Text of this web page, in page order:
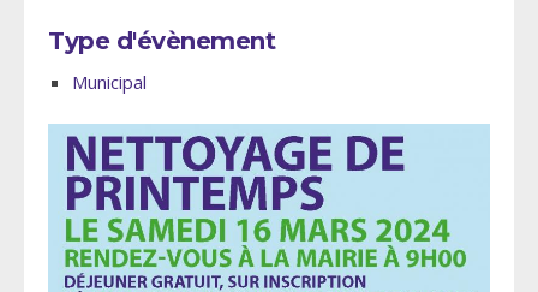
Type d'évènement
Municipal